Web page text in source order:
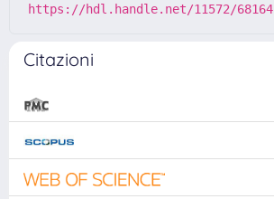
https://hdl.handle.net/11572/68164
Citazioni